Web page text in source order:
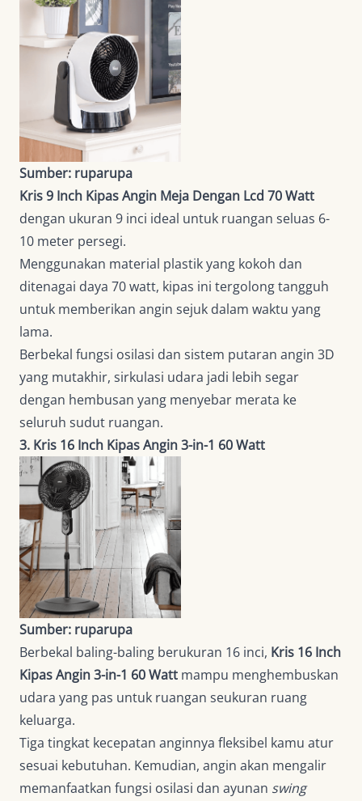
Sumber: ruparupa
Kris 9 Inch Kipas Angin Meja Dengan Lcd 70 Watt
dengan ukuran 9 inci ideal untuk ruangan seluas 6-
10 meter persegi.
Menggunakan material plastik yang kokoh dan
ditenagai daya 70 watt, kipas ini tergolong tangguh
untuk memberikan angin sejuk dalam waktu yang
lama.
Berbekal fungsi osilasi dan sistem putaran angin 3D
yang mutakhir, sirkulasi udara jadi lebih segar
dengan hembusan yang menyebar merata ke
seluruh sudut ruangan.
3. Kris 16 Inch Kipas Angin 3-in-1 60 Watt
Sumber: ruparupa
Berbekal baling-baling berukuran 16 inci, Kris 16 Inch
Kipas Angin 3-in-1 60 Watt mampu menghembuskan
udara yang pas untuk ruangan seukuran ruang
keluarga.
Tiga tingkat kecepatan anginnya fleksibel kamu atur
sesuai kebutuhan. Kemudian, angin akan mengalir
memanfaatkan fungsi osilasi dan ayunan swing